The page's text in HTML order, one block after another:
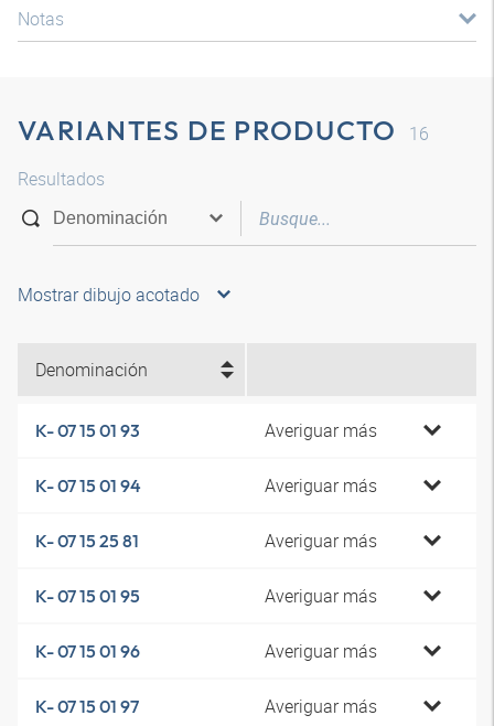
Notas
VARIANTES DE PRODUCTO
16
Resultados
Mostrar dibujo acotado
Denominación
K- 07 15 01 93 Averiguar más
K- 07 15 01 94 Averiguar más
K- 07 15 25 81 Averiguar más
K- 07 15 01 95 Averiguar más
K- 07 15 01 96 Averiguar más
K- 07 15 01 97 Averiguar más